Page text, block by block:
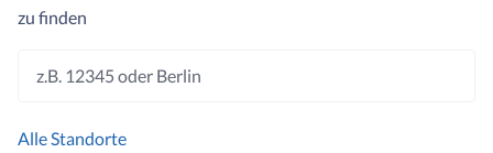
zu finden
z.B. 12345 oder Berlin
Alle Standorte